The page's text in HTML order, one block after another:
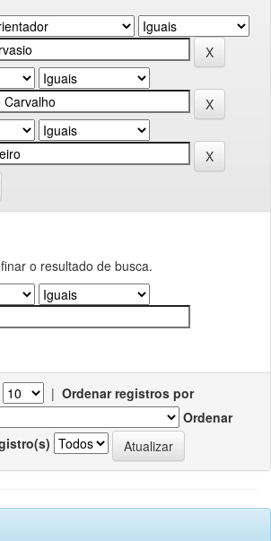
o resultado de busca.
| Ordenar registros por
Ordenar